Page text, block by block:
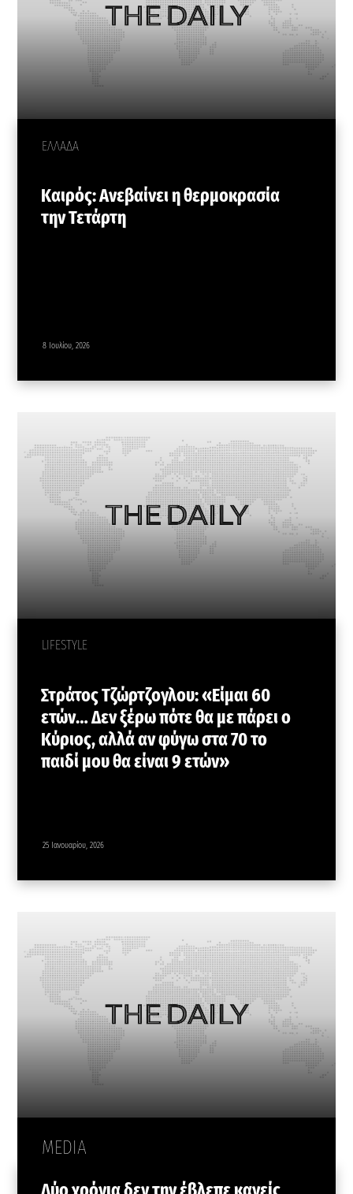
ΕΛΛΑΔΑ
Καιρός: Ανεβαίνει η θερμοκρασία
την Τετάρτη
8 Ιουλίου, 2026
LIFESTYLE
Στράτος Τζώρτζογλου: «Είμαι 60
ετών… Δεν ξέρω πότε θα με πάρει ο
Κύριος, αλλά αν φύγω στα 70 το
παιδί μου θα είναι 9 ετών»
25 Ιανουαρίου, 2026
MEDIA